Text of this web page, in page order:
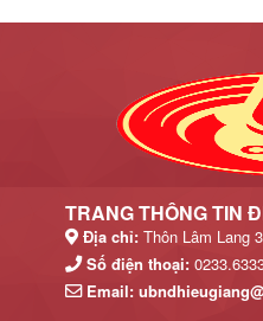
TRANG THÔNG TIN
Địa chỉ: Thôn Lâm Lang
Số điện thoại:
Email: